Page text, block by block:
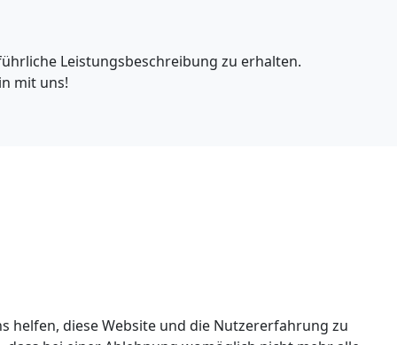
Leistungsbeschreibung zu erhalten.
mit uns!
helfen, diese Website und die Nutzererfahrung zu